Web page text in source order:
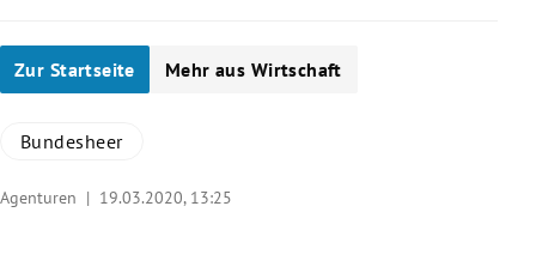
Zur Startseite Mehr aus Wirtschaft
Bundesheer
Agenturen | 19.03.2020, 13:25